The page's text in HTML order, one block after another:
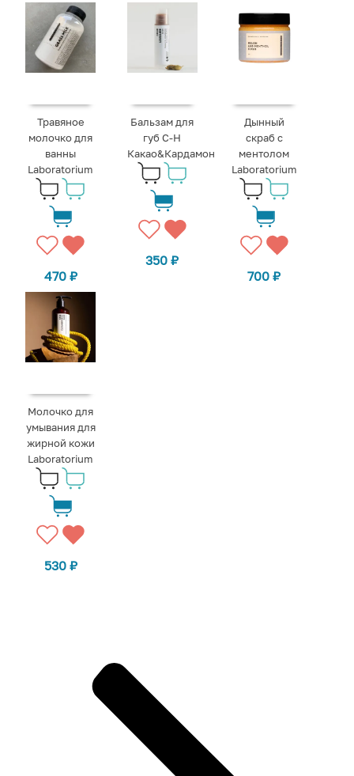
Травяное
молочко для
ванны
Laboratorium
470 ₽
Бальзам для
губ C-H
Какао&Кардамон
350₽
Дынный
скраб с
ментолом
Laboratorium
700₽
Молочко для
умывания для
жирной кожи
Laboratorium
530 ₽